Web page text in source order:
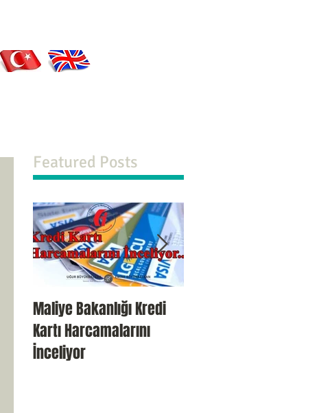
Featured Posts
Maliye Bakanlığı Kredi
Kartı Harcamalarını
İnceliyor